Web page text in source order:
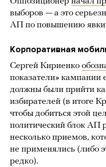
выборов — а это
АП по повышению
Корпоративная
Сергей Кириенко
показатели» кампании
должны были прийти
избирателей (в итоге
чтобы добиться этой
политический блок АП
несколько приемов,
не применялись (либо
редко).